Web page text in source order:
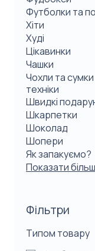
Футболки та
Хіти
Худі
Цікавинки
Чашки
Чохли та
техніки
Швидкі
Шкарпетки
Шоколад
Шопери
Як запакуємо?
Показати
Фільтри
Типом товару